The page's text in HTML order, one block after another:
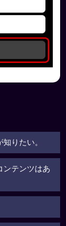
りたい。
ンテンツはあ